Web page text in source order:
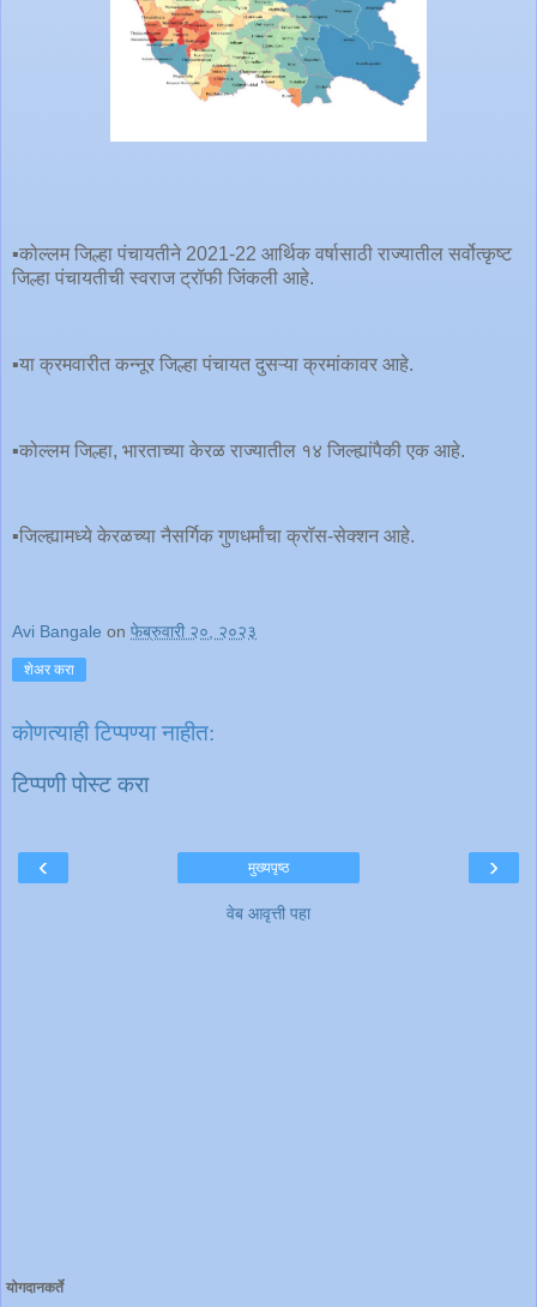
▪️कोल्लम जिल्हा पंचायतीने 2021-22 आर्थिक वर्षासाठी राज्यातील सर्वोत्कृष्ट
जिल्हा पंचायतीची स्वराज ट्रॉफी जिंकली आहे.
▪️या क्रमवारीत कन्नूर जिल्हा पंचायत दुसऱ्या क्रमांकावर आहे.
▪️कोल्लम जिल्हा, भारताच्या केरळ राज्यातील १४ जिल्ह्यांपैकी एक आहे.
▪️जिल्ह्यामध्ये केरळच्या नैसर्गिक गुणधर्मांचा क्रॉस-सेक्शन आहे.
Avi Bangale on फेब्रुवारी २०, २०२३
शेअर करा
कोणत्याही टिप्पण्‍या नाहीत:
टिप्पणी पोस्ट करा
‹ ›
मुख्यपृष्ठ
वेब आवृत्ती पहा
योगदानकर्ते